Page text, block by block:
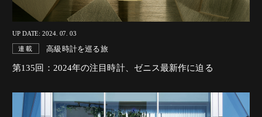
UP DATE: 2024. 07. 03
連載 高級時計を巡る旅
第135回：2024年の注目時計、ゼニス最新作に迫る